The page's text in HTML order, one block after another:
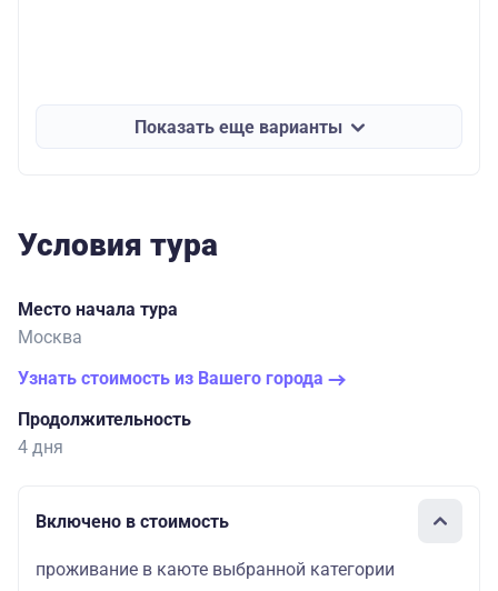
Показать еще варианты
Условия тура
Место начала тура
Москва
Узнать стоимость из Вашего города
Продолжительность
4 дня
Включено в стоимость
проживание в каюте выбранной категории